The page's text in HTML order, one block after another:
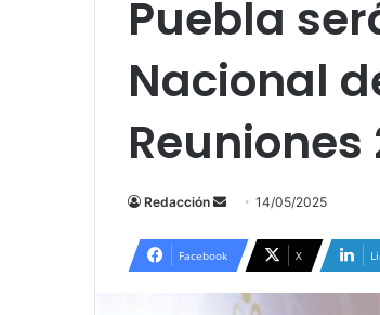
Puebla
Nacional
Reuniones
Redacción
Send
email
14/05/2025
Facebook X